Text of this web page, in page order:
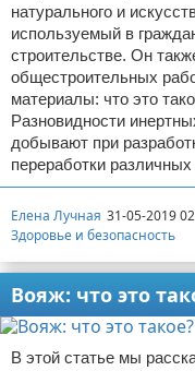
натурального и
используемый в
строительстве. Он
общестроительных
материалы: что это
Разновидности
добывают при
переработки
Елена Лучная 31-05-2019
Здоровье и безопасность
Вояж: что это
В этой статье мы